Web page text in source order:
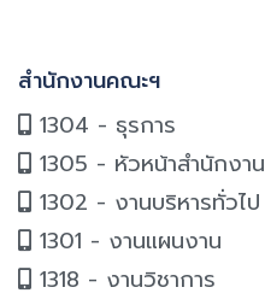
สำนักงานคณะฯ
1304 - ธุรการ
1305 - หัวหน้าสำนักงาน
1302 - งานบริหารทั่วไป
1301 - งานแผนงาน
1318 - งานวิชาการ